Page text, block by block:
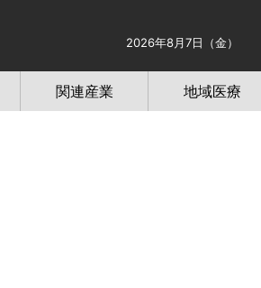
2026年8月7日（金）
関連産業 地域医療